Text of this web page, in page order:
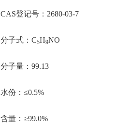
CAS登记号：2680-03-7
分子式：C5H9NO
分子量：99.13
水份：≤0.5%
含量：≥99.0%